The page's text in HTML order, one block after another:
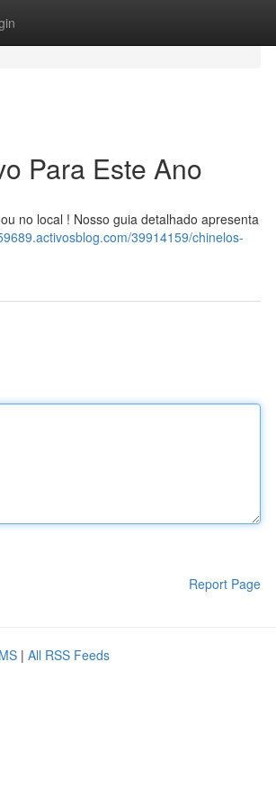
Para Este Ano
no local ! Nosso guia detalhado apresenta
39914159/chinelos-
Report Page
| All RSS Feeds